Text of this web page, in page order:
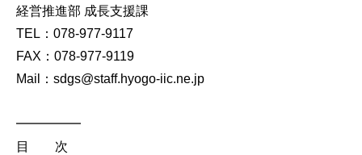
経営推進部 成長支援課
TEL：078-977-9117
FAX：078-977-9119
Mail：sdgs@staff.hyogo-iic.ne.jp
━━━━━
目 次